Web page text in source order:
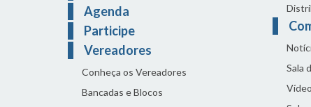
Agenda
Participe
Vereadores
Conheça os Vereadores
Bancadas e Blocos
Sala